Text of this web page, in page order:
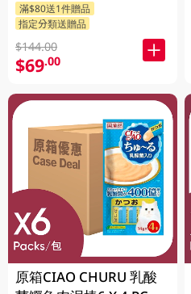
滿$80送1件贈品
指定分類送贈品
$144.00
$69.00
原箱CIAO CHURU 乳酸